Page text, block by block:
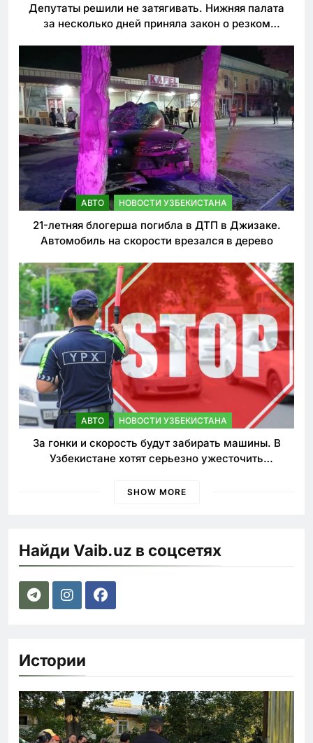
Депутаты решили не затягивать. Нижняя палата
за несколько дней приняла закон о резком
АВТО НОВОСТИ УЗБЕКИСТАНА
21-летняя блогерша погибла в ДТП в Джизаке.
Автомобиль на скорости врезался в дерево
АВТО НОВОСТИ УЗБЕКИСТАНА
За гонки и скорость будут забирать машины. В
Узбекистане хотят серьезно ужесточить
SHOW MORE
Найди Vaib.uz в соцсетях
Истории